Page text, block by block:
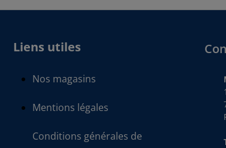
Liens utiles
Nos magasins
Mentions légales
Conditions générales de